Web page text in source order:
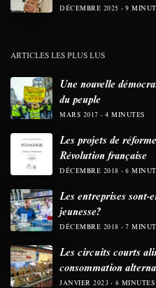
DÉCEMBRE 2025 9
ARTICLES LES PLUS LUS
Une nouvelle
du peuple
MARS 2017 4 MINUTES
Les projets de
Révolution française
DÉCEMBRE 2018 6
Les entreprises sont-
jeunesse?
DÉCEMBRE 2018 7
Les circuits courts
consommation
JANVIER 2023 6 MINUTES